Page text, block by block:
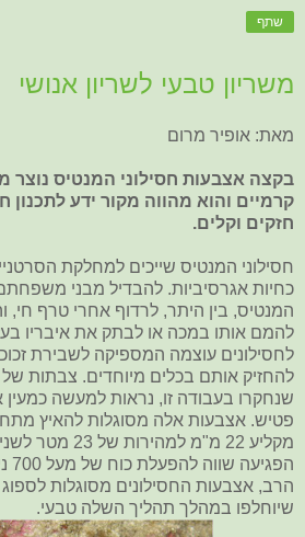
שתף
משריון טבעי לשריון אנושי
מאת: אופיר מרום
בקצה אצבעות חסילוני המנטיס נוצר
קרמיים והוא מהווה מקור ידע לתכנון
חזקים וקלים.
חסילוני המנטיס שייכים למחלקת
כחיות אגרסיביות. להבדיל מבני משפחתם
המנטיס, בין היתר, לרדוף אחרי טרף חי,
להמם אותו במכה או לבתק את איבריו
לחסילונים עוצמה המספיקה לשבירת
להחזיק אותם בכלים מיוחדים. צבתות של
שנחקרו בעבודה זו, נראות למעשה
פטיש. אצבעות אלה מסוגלות להאיץ
מקליע 22 מ"מ
הרב, אצבעות החסילונים מסוגלות לספוג
שיוחלפו במהלך תהליך השלה טבעי.